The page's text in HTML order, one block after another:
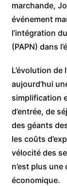
marchande,
événement
l’intégration
(PAPN) dans
​L’évolution
aujourd’hui
simplification
d’entrée, de
des géants
les coûts
vélocité des
n’est plus
économique.